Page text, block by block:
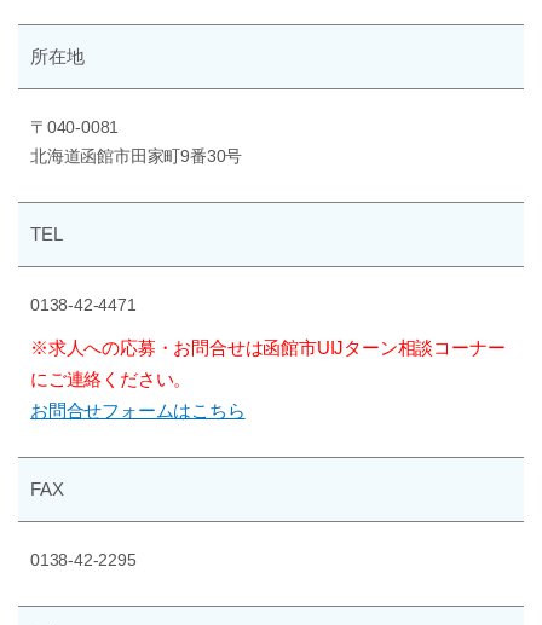
所在地
〒040-0081
北海道函館市田家町9番30号
TEL
0138-42-4471
※求人への応募・お問合せは函館市UIJターン相談コーナー
にご連絡ください。
お問合せフォームはこちら
FAX
0138-42-2295